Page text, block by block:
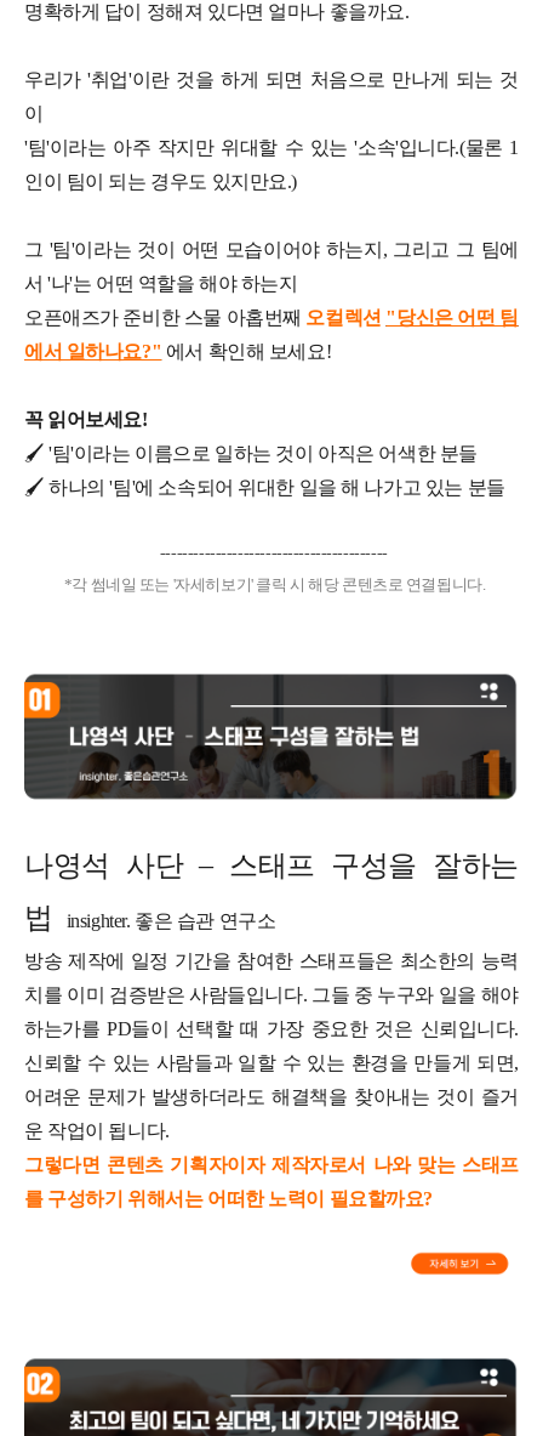
명확하게 답이 정해져 있다면 얼마나 좋을까요.
우리가 '취업'이란 것을 하게 되면 처음으로 만나게 되는 것
이
'팀'이라는 아주 작지만 위대할 수 있는 '소속'입니다.(물론 1
인이 팀이 되는 경우도 있지만요.)
그 '팀'이라는 것이 어떤 모습이어야 하는지, 그리고 그 팀에
서 '나'는 어떤 역할을 해야 하는지
오픈애즈가 준비한 스물 아홉번째 오컬렉션 "당신은 어떤 팀
에서 일하나요?" 에서 확인해 보세요!
꼭 읽어보세요!
​🖌️ '팀'이라는 이름으로 일하는 것이 아직은 어색한 분들
🖌️ 하나의 '팀'에 소속되어 위대한 일을 해 나가고 있는 분들
-----------------------------------------
*각 썸네일 또는 '자세히보기' 클릭 시 해당 콘텐츠로 연결됩니다.
나영석 사단 – 스태프 구성을 잘하는
법
insighter. 좋은 습관 연구소
방송 제작에 일정 기간을 참여한 스태프들은 최소한의 능력
치를 이미 검증받은 사람들입니다. 그들 중 누구와 일을 해야
하는가를 PD들이 선택할 때 가장 중요한 것은 신뢰입니다.
신뢰할 수 있는 사람들과 일할 수 있는 환경을 만들게 되면,
어려운 문제가 발생하더라도 해결책을 찾아내는 것이 즐거
운 작업이 됩니다.
그렇다면 콘텐츠 기획자이자 제작자로서 나와 맞는 스태프
를 구성하기 위해서는 어떠한 노력이 필요할까요?